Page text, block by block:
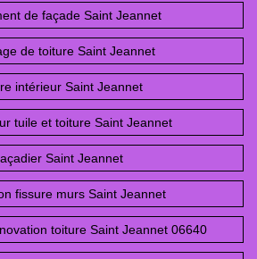
de façade Saint Jeannet
de toiture Saint Jeannet
intérieur Saint Jeannet
tuile et toiture Saint Jeannet
Saint Jeannet
fissure murs Saint Jeannet
toiture Saint Jeannet 06640